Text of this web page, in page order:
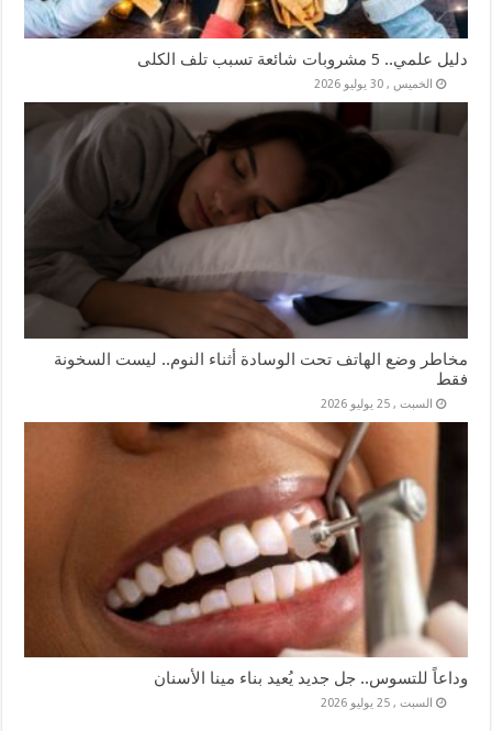
دليل علمي.. 5 مشروبات شائعة تسبب تلف الكلى
الخميس , 30 يوليو 2026
مخاطر وضع الهاتف تحت الوسادة أثناء النوم.. ليست السخونة
فقط
السبت , 25 يوليو 2026
وداعاً للتسوس.. جل جديد يُعيد بناء مينا الأسنان
السبت , 25 يوليو 2026